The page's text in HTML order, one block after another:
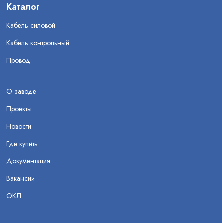
Каталог
Кабель силовой
Кабель контрольный
Провод
О заводе
Проекты
Новости
Где купить
Документация
Вакансии
ОКЛ